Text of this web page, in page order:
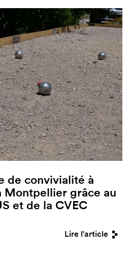
de convivialité à
Montpellier grâce au
et de la CVEC
Lire l'article